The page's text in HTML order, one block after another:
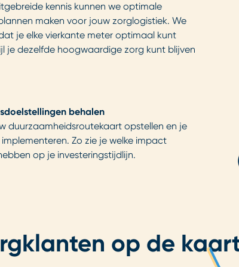
kennis kunnen we optimale
maken voor jouw zorglogistiek. We
je elke vierkante meter optimaal kunt
je dezelfde hoogwaardige zorg kunt blijven
behalen
duurzaamheidsroutekaart opstellen en je
Zo zie je welke impact
op je investeringstijdlijn.
op de